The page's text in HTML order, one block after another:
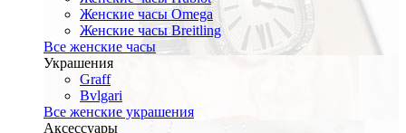
Женские часы Omega
Женские часы Breitling
Все женские часы
Украшения
Graff
Bvlgari
Все женские украшения
Аксессуары